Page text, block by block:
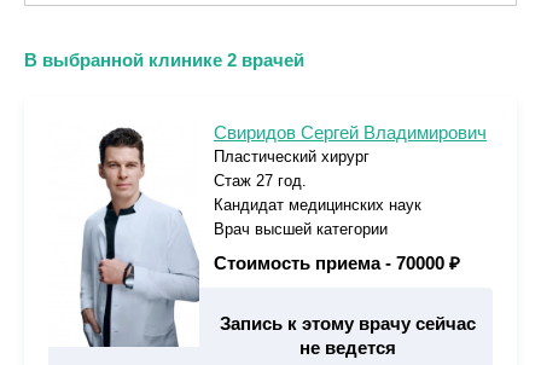
В выбранной клинике 2 врачей
Свиридов Сергей Владимирович
Пластический хирург
Стаж 27 год.
Кандидат медицинских наук
Врач высшей категории
Стоимость приема - 70000 ₽
Запись к этому врачу сейчас
не ведется